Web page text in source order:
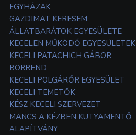
EGYHÁZAK
GAZDIMAT KERESEM
ÁLLATBARÁTOK EGYESÜLETE
KECELEN MŰKÖDŐ EGYESÜLETEK
KECELI PATACHICH GÁBOR
BORREND
KECELI POLGÁRŐR EGYESÜLET
KECELI TEMETŐK
KÉSZ KECELI SZERVEZET
MANCS A KÉZBEN KUTYAMENTŐ
ALAPÍTVÁNY